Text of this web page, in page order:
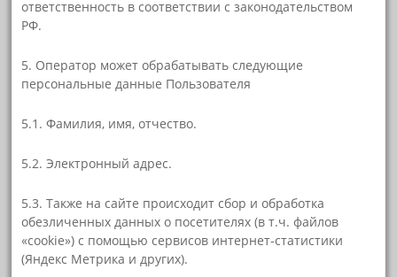
ответственность в соответствии с законодательством
РФ.
5. Оператор может обрабатывать следующие
персональные данные Пользователя
5.1. Фамилия, имя, отчество.
5.2. Электронный адрес.
5.3. Также на сайте происходит сбор и обработка
обезличенных данных о посетителях (в т.ч. файлов
«cookie») с помощью сервисов интернет-статистики
(Яндекс Метрика и других).